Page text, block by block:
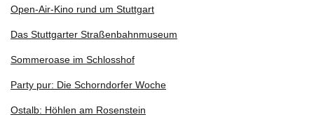
Open-Air-Kino rund um Stuttgart
Das Stuttgarter Straßenbahnmuseum
Sommeroase im Schlosshof
Party pur: Die Schorndorfer Woche
Ostalb: Höhlen am Rosenstein